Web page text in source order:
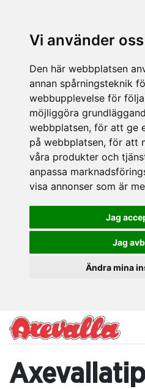
Vi använder
Den här webbplatsen
annan spårningsteknik
webbupplevelse för
möjliggöra
webbplatsen, för att ge
på webbplatsen, för att
våra produkter och
anpassa
visa annonser som är
Jag
Jag
Ändra mina